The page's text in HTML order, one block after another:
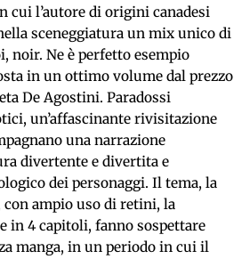
cui l’autore di origini canadesi
sceneggiatura un mix unico di
noir. Ne è perfetto esempio
in un ottimo volume dal prezzo
De Agostini. Paradossi
un’affascinante rivisitazione
una narrazione
divertente e divertita e
dei personaggi. Il tema, la
ampio uso di retini, la
in 4 capitoli, fanno sospettare
manga, in un periodo in cui il